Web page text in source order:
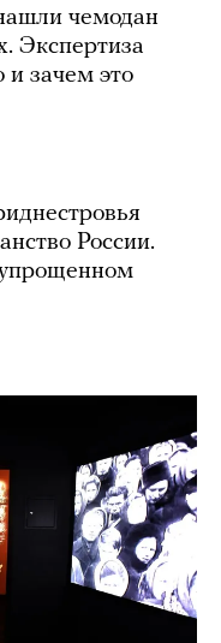
чемодан
Экспертиза
и зачем это
России.